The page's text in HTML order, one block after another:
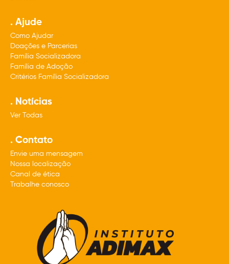
. Ajude
Como Ajudar
Doações e Parcerias
Família Socializadora
Família de Adoção
Critérios Família Socializadora
. Notícias
Ver Todas
. Contato
Envie uma mensagem
Nossa localização
Canal de ética
Trabalhe conosco